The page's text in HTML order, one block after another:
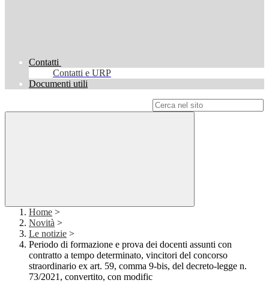
Contatti
Contatti e URP
Documenti utili
Home >
Novità >
Le notizie >
Periodo di formazione e prova dei docenti assunti con
contratto a tempo determinato, vincitori del concorso
straordinario ex art. 59, comma 9-bis, del decreto-legge n.
73/2021, convertito, con modific